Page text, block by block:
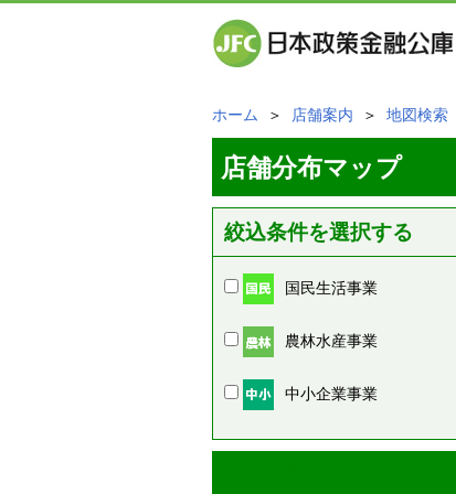
ホーム ＞ 店舗案内 ＞ 地図検索
店舗分布マップ
絞込条件を選択する
国民生活事業
農林水産事業
中小企業事業